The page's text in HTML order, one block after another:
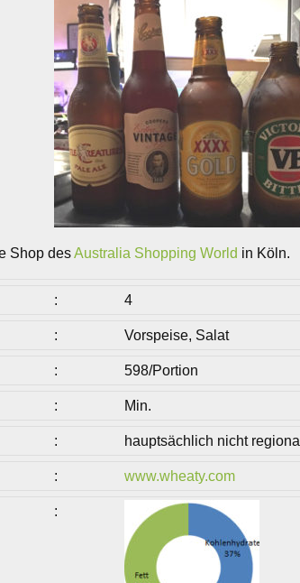
Shop desAustralia Shopping World in Köln.
: 4
: Vorspeise, Salat
: 598/Portion
: Min.
: hauptsächlich nicht regional
: www.wheaty.com
: